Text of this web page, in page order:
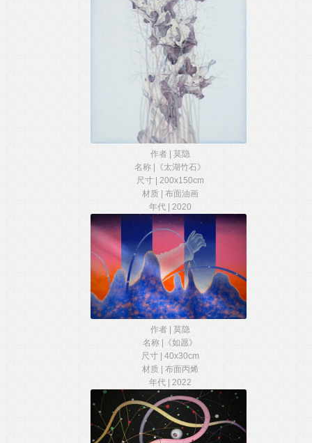
作者 | 莫隐
名称 |《太湖竹石》
尺寸 | 200x150cm
材质 | 布面油画
年代 | 2020
作者 | 莫隐
名称 |《如愿》
尺寸 | 40x30cm
材质 | 布面丙烯
年代 | 2022